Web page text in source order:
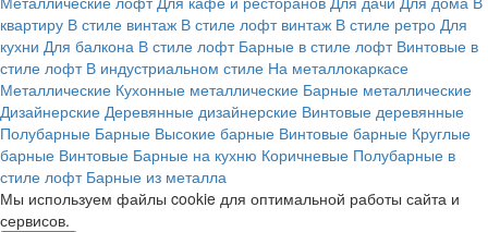
квартиру В стиле винтаж В стиле лофт винтаж В стиле ретро Для
кухни Для балкона В стиле лофт Барные в стиле лофт Винтовые в
стиле лофт В индустриальном стиле На металлокаркасе
Металлические Кухонные металлические Барные металлические
Дизайнерские Деревянные дизайнерские Винтовые деревянные
Полубарные Барные Высокие барные Винтовые барные Круглые
барные Винтовые Барные на кухню Коричневые Полубарные в
стиле лофт Барные из металла
Мы используем файлы cookie для оптимальной работы сайта и
сервисов.